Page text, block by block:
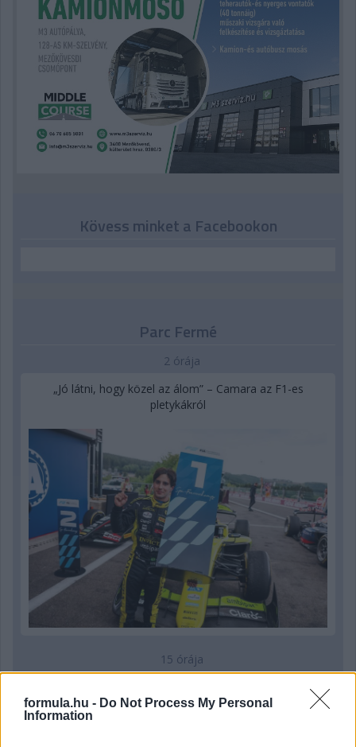
formula.hu - Do Not Process My Personal
Information
Kövess minket a Facebookon
Parc Fermé
2 órája
„Jó látni, hogy közel az álom” – Camara az F1-es
pletykákról
15 órája
MotoGP: Bezzecchi közel egy másodpercet javított a
körrekordon